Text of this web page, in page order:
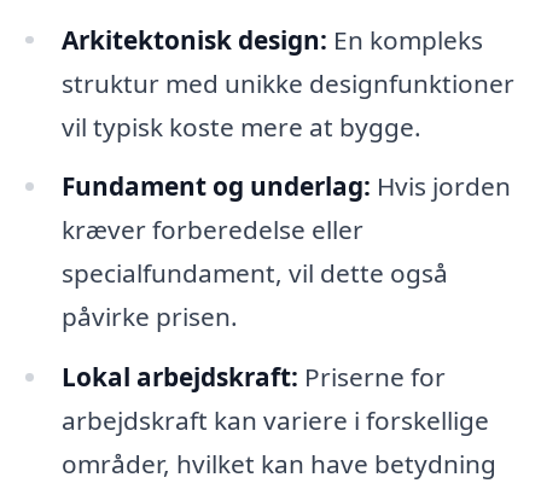
Arkitektonisk design: En kompleks
struktur med unikke designfunktioner
vil typisk koste mere at bygge.
Fundament og underlag: Hvis jorden
kræver forberedelse eller
specialfundament, vil dette også
påvirke prisen.
Lokal arbejdskraft: Priserne for
arbejdskraft kan variere i forskellige
områder, hvilket kan have betydning